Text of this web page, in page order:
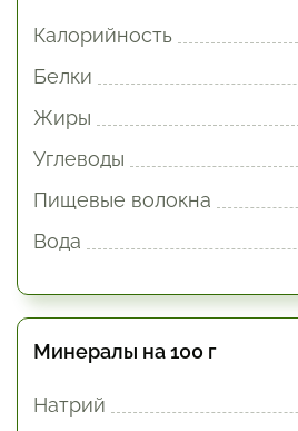
Калорийность
Белки
Жиры
Углеводы
Пищевые волокна
Вода
Минералы на 100 г
Натрий